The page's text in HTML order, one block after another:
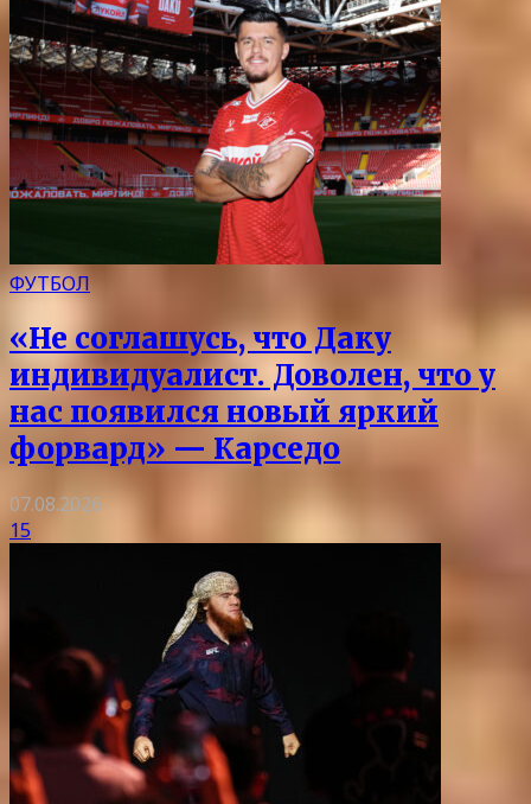
ФУТБОЛ
«Не соглашусь, что Даку
индивидуалист. Доволен, что у
нас появился новый яркий
форвард» — Карседо
07.08.2026
15